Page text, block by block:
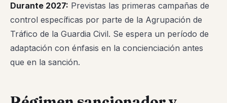
Durante 2027: Previstas las primeras campañas de
control específicas por parte de la Agrupación de
Tráfico de la Guardia Civil. Se espera un período de
adaptación con énfasis en la concienciación antes
que en la sanción.